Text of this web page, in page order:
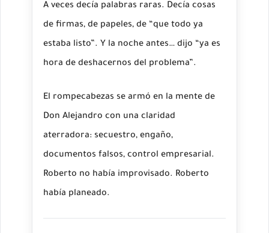
A veces decía palabras raras. Decía cosas
de firmas, de papeles, de “que todo ya
estaba listo”. Y la noche antes… dijo “ya es
hora de deshacernos del problema”.
El rompecabezas se armó en la mente de
Don Alejandro con una claridad
aterradora: secuestro, engaño,
documentos falsos, control empresarial.
Roberto no había improvisado. Roberto
había planeado.